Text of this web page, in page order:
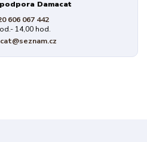
Damacat
606 067 442
14,00 hod.